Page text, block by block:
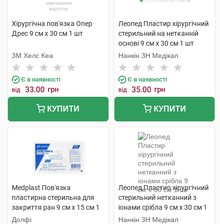
Хірургічна пов'язка Опер
Дрес 9 см х 30 см 1 шт
3M Хелс Кеа
Є в наявності
від 33.00 грн
КУПИТИ
Леопед Пластир хірургічний
стерильний на нетканній
основі 9 см х 30 см 1 шт
Нанкін 3H Медікал
Є в наявності
від 35.00 грн
КУПИТИ
Medplast Пов'язка
пластирна стерильна для
закриття ран 9 см х 15 см 1
шт
Долфі
Леопед Пластир хірургічний
стерильний нетканний з
іонами срібла 9 см х 30 см 1
шт
Нанкін 3H Медікал